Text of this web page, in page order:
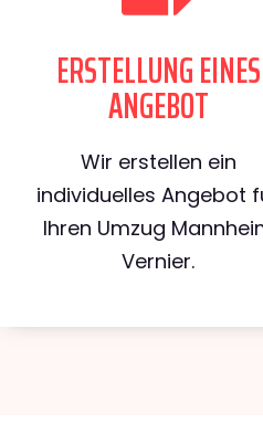
ERSTELLUNG EINES
ANGEBOT
Wir erstellen ein
individuelles Angebot
Ihren Umzug
Vernier.